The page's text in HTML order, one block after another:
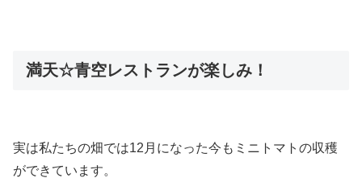
満天☆青空レストランが楽しみ！
実は私たちの畑では12月になった今もミニトマトの収穫
ができています。